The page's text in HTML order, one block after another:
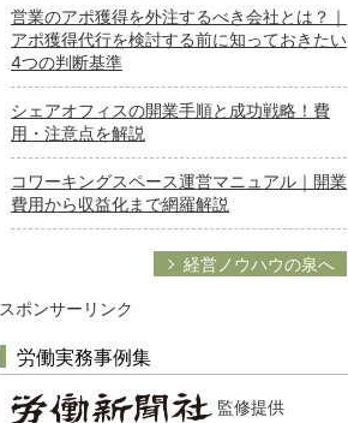
営業のアポ獲得を外注するべき会社とは？｜
アポ獲得代行を検討する前に知っておきたい
4つの判断基準
シェアオフィスの開業手順と成功戦略！費
用・注意点を解説
コワーキングスペース運営マニュアル｜開業
費用から収益化まで網羅解説
経営ノウハウの泉へ
スポンサーリンク
労働実務事例集
監修提供